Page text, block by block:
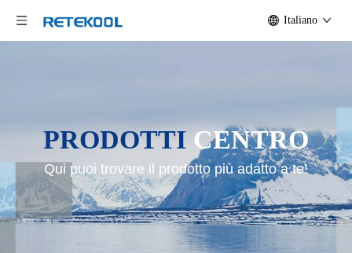
Italiano
PRODOTTI CENTRO
Qui puoi trovare il prodotto più adatto a te!